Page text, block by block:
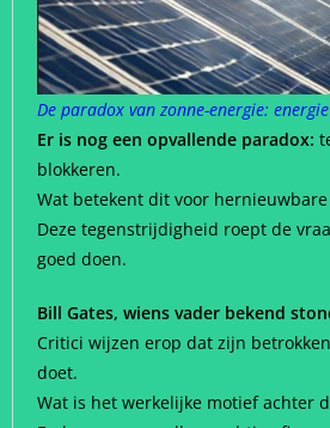
De paradox van zonne-energie:
Er is nog een opvallende paradox:
blokkeren.
Wat betekent dit voor
Deze tegenstrijdigheid roept de
goed doen.
Bill Gates, wiens vader bekend
Critici wijzen erop dat zijn
doet.
Wat is het werkelijke motief achter